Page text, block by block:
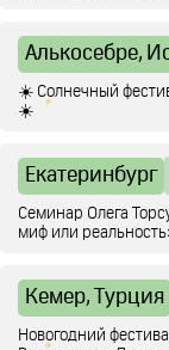
Алькосебре,
☀️ Солнечный
☀️
Екатеринбург
Семинар Олега
миф или
Кемер, Турция
Новогодний